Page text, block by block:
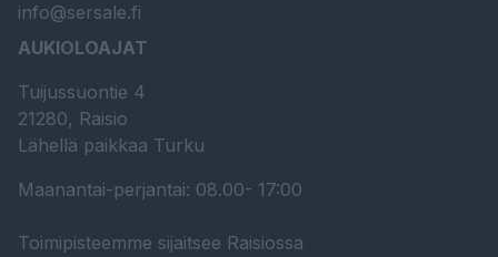
info@sersale.fi
AUKIOLOAJAT
Tuijussuontie 4
21280, Raisio
Lähellä paikkaa Turku
Maanantai-perjantai: 08.00- 17:00
Toimipisteemme sijaitsee Raisiossa